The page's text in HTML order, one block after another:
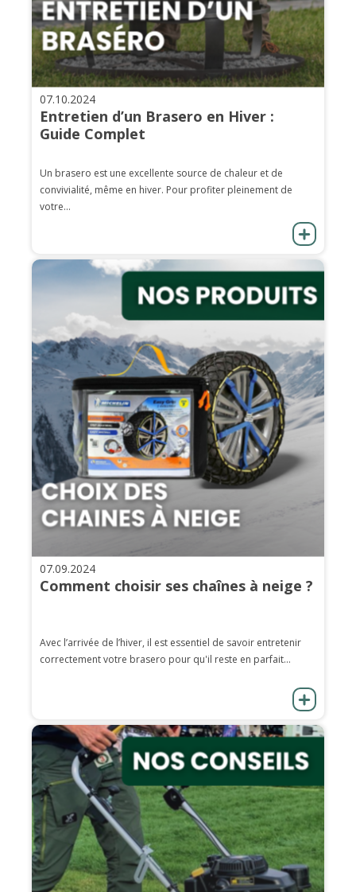
07.10.2024
Entretien d’un Brasero en Hiver :
Guide Complet
Un brasero est une excellente source de chaleur et de
convivialité, même en hiver. Pour profiter pleinement de
votre...
07.09.2024
Comment choisir ses chaînes à neige ?
Avec l’arrivée de l’hiver, il est essentiel de savoir entretenir
correctement votre brasero pour qu'il reste en parfait...